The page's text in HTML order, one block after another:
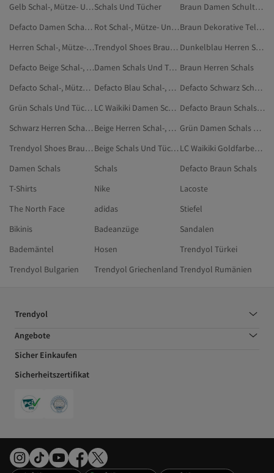
Gelb Schal-, Mütze- Und Handschuh-SetsSchals Und Tücher
Braun Damen Schultertuch
Defacto Damen Schal-, Mütze- Und Handschuh-Sets
Rot Schal-, Mütze- Und Handschuh-Sets
Braun Dekorative Teller & Schalen
Herren Schal-, Mütze- Und Handschuh-Sets
Trendyol Shoes Braun Schals
Dunkelblau Herren Schal-, Mütze- Und Handschuh-Sets
Defacto Beige Schal-, Mütze- Und Handschuh-Sets
Damen Schals Und Tücher Braun Herren Schals
Defacto Schal-, Mütze- Und Handschuh-Sets
Defacto Blau Schal-, Mütze- Und Handschuh-Sets
Defacto Schwarz Schal-, Mütze- Und Handschuh-Sets
Grün Schals Und Tücher
LC Waikiki Damen Schal-, Mütze- Und Handschuh-Sets
Defacto Braun Schals Und Tücher
Schwarz Herren Schal-, Mütze- Und Handschuh-Sets
Beige Herren Schal-, Mütze- Und Handschuh-Sets
Grün Damen Schals Und Tücher
Trendyol Shoes Braun Schals Und Tücher
Beige Schals Und Tücher
LC Waikiki Goldfarben Schal-, Mütze- Und Handschuh-Sets
Damen Schals
Schals
Defacto Braun Schals
T-Shirts
Nike
Lacoste
The North Face
adidas
Stiefel
Bikinis
Badeanzüge
Sandalen
Bademäntel
Hosen
Trendyol Türkei
Trendyol Bulgarien
Trendyol Griechenland Trendyol Rumänien
Trendyol
Angebote
Sicher Einkaufen
Sicherheitszertifikat